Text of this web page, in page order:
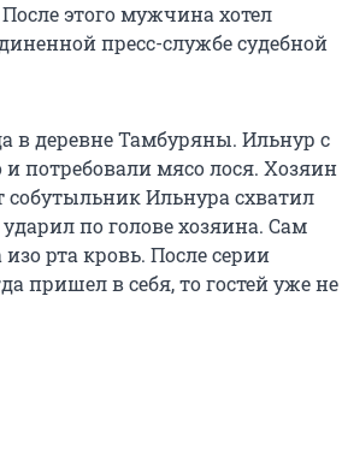
этого мужчина хотел
пресс-службе судебной
в деревне Тамбуряны. Ильнур с
потребовали мясо лося. Хозяин
Ильнура схватил
по голове хозяина. Сам
рта кровь. После серии
пришел в себя, то гостей уже не